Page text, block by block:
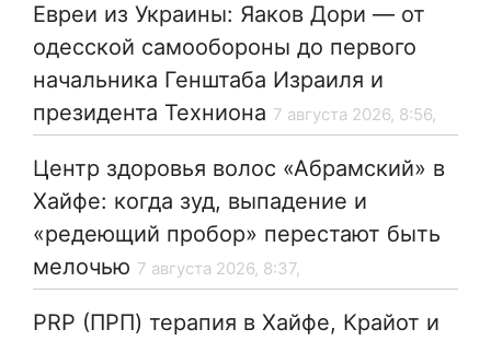
Евреи из Украины: Яаков Дори — от
одесской самообороны до первого
начальника Генштаба Израиля и
президента Техниона 7 августа 2026, 8:56,
Центр здоровья волос «Абрaмский» в
Хайфе: когда зуд, выпадение и
«редеющий пробор» перестают быть
мелочью 7 августа 2026, 8:37,
PRP (ПРП) терапия в Хайфе, Крайот и